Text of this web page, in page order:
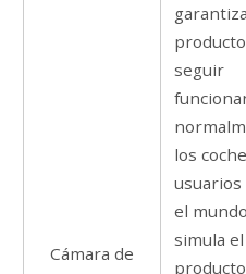
Cámara de
seguir
los
el
simula el